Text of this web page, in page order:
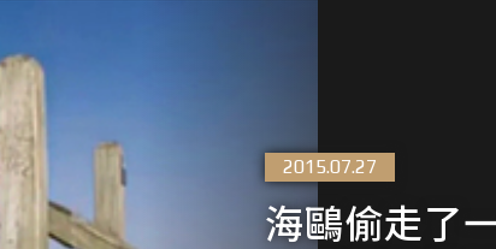
2015.07.27
海鷗偷走了